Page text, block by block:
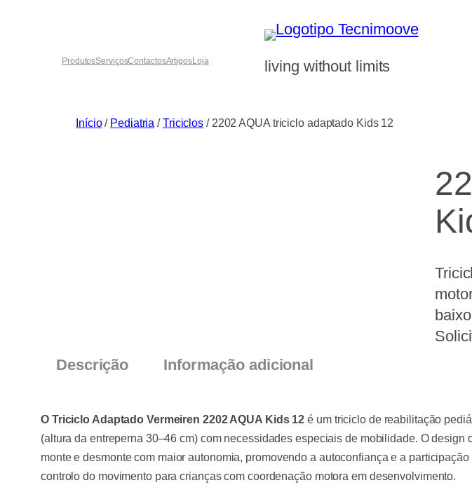
ProdutosServiçosContactosArtigosLoja living without limits
Início/ Pediatria /Triciclos / 2202 AQUA triciclo adaptado Kids 12
Descrição
Informação adicional
O Triciclo Adaptado Vermeiren 2202 AQUA Kids 12 é um triciclo de reabilitação
(altura da entreperna 30–46 cm) com necessidades especiais de mobilidade. O
monte e desmonte com maior autonomia, promovendo a autoconfiança e a
controlo do movimento para crianças com coordenação motora em desenvolvimento.